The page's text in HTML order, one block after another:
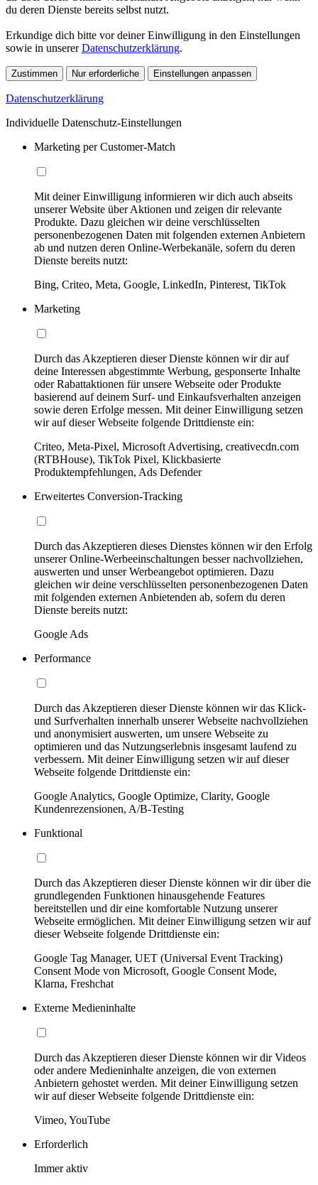
du deren Dienste bereits selbst nutzt.
Erkundige dich bitte vor deiner Einwilligung in den Einstellungen
sowie in unsererDatenschutzerklärung.
Zustimmen Nur erforderliche Einstellungen anpassen
Datenschutzerklärung
Individuelle Datenschutz-Einstellungen
Marketing per Customer-Match
Mit deiner Einwilligung informieren wir dich auch abseits
unserer Website über Aktionen und zeigen dir relevante
Produkte. Dazu gleichen wir deine verschlüsselten
personenbezogenen Daten mit folgenden externen Anbietern
ab und nutzen deren Online-Werbekanäle, sofern du deren
Dienste bereits nutzt:
Bing, Criteo, Meta, Google, LinkedIn, Pinterest, TikTok
Marketing
Durch das Akzeptieren dieser Dienste können wir dir auf
deine Interessen abgestimmte Werbung, gesponserte Inhalte
oder Rabattaktionen für unsere Webseite oder Produkte
basierend auf deinem Surf- und Einkaufsverhalten anzeigen
sowie deren Erfolge messen. Mit deiner Einwilligung setzen
wir auf dieser Webseite folgende Drittdienste ein:
Criteo, Meta-Pixel, Microsoft Advertising, creativecdn.com
(RTBHouse), TikTok Pixel, Klickbasierte
Produktempfehlungen, Ads Defender
Erweitertes Conversion-Tracking
Durch das Akzeptieren dieses Dienstes können wir den Erfolg
unserer Online-Werbeeinschaltungen besser nachvollziehen,
auswerten und unser Werbeangebot optimieren. Dazu
gleichen wir deine verschlüsselten personenbezogenen Daten
mit folgenden externen Anbietenden ab, sofern du deren
Dienste bereits nutzt:
Google Ads
Performance
Durch das Akzeptieren dieser Dienste können wir das Klick-
und Surfverhalten innerhalb unserer Webseite nachvollziehen
und anonymisiert auswerten, um unsere Webseite zu
optimieren und das Nutzungserlebnis insgesamt laufend zu
verbessern. Mit deiner Einwilligung setzen wir auf dieser
Webseite folgende Drittdienste ein:
Google Analytics, Google Optimize, Clarity, Google
Kundenrezensionen, A/B-Testing
Funktional
Durch das Akzeptieren dieser Dienste können wir dir über die
grundlegenden Funktionen hinausgehende Features
bereitstellen und dir eine komfortable Nutzung unserer
Webseite ermöglichen. Mit deiner Einwilligung setzen wir auf
dieser Webseite folgende Drittdienste ein:
Google Tag Manager, UET (Universal Event Tracking)
Consent Mode von Microsoft, Google Consent Mode,
Klarna, Freshchat
Externe Medieninhalte
Durch das Akzeptieren dieser Dienste können wir dir Videos
oder andere Medieninhalte anzeigen, die von externen
Anbietern gehostet werden. Mit deiner Einwilligung setzen
wir auf dieser Webseite folgende Drittdienste ein:
Vimeo, YouTube
Erforderlich
Immer aktiv